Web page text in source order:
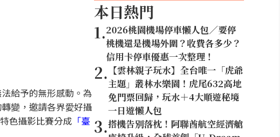
給予的無形感動。為
變，邀請各界愛好攝
色攝影比賽分成 「臺
本日熱門
1.2026桃園機場停車懶人包／要停
桃機還是機場外圍？收費各多少？
信用卡停車優惠一次整理！
2. 【雲林親子玩水】全台唯一「虎爺
主題」叢林水樂園！虎尾632高地
免門票回歸，玩水＋4大順遊秘境
一日遊懶人包
3.搭機告別落枕！阿聯酋航空經濟艙